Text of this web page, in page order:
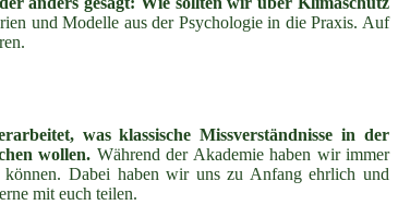
und Modelle aus der Psychologie in die Praxis. Auf
was klassische Missverständnisse in der
wollen. Während der Akademie haben wir immer
Dabei haben wir uns zu Anfang ehrlich und
mit euch teilen.